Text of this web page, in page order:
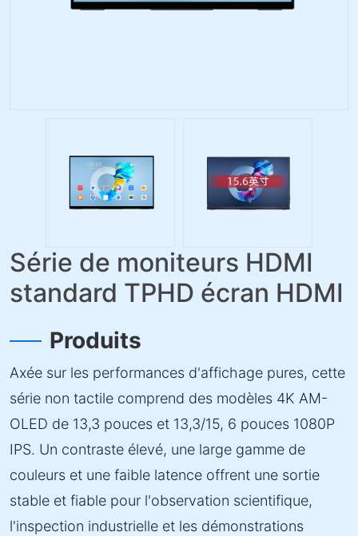
Série de moniteurs HDMI
standard TPHD écran HDMI
Produits
Axée sur les performances d'affichage pures, cette
série non tactile comprend des modèles 4K AM-
OLED de 13,3 pouces et 13,3/15, 6 pouces 1080P
IPS. Un contraste élevé, une large gamme de
couleurs et une faible latence offrent une sortie
stable et fiable pour l'observation scientifique,
l'inspection industrielle et les démonstrations